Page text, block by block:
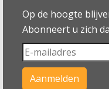
Op de hoogte
Abonneert u zich